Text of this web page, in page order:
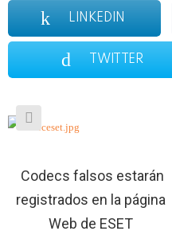
LINKEDIN
TWITTER
Codecs falsos estarán
registrados en la página
Web de ESET